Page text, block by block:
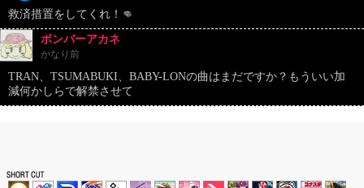
救済措置をしてくれ！👊
ボンバーアカネ
かなり前
TRAN、TSUMABUKI、BABY-LONの曲はまだですか？もういい加
減何かしらで解禁させて